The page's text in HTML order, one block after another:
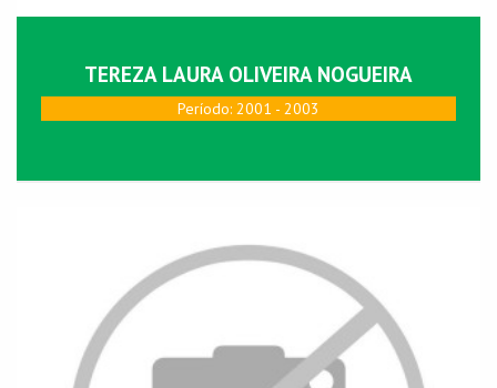
TEREZA LAURA OLIVEIRA NOGUEIRA
Perí­odo: 2001 - 2003